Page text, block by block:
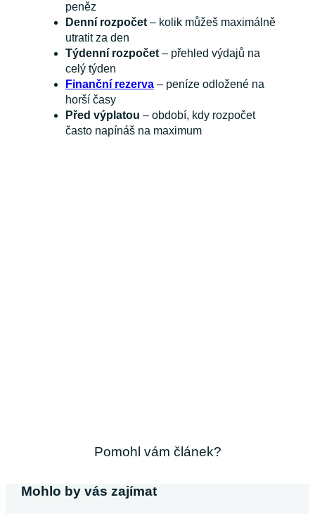
peněz
Denní rozpočet– kolik můžeš maximálně
utratit za den
Týdenní rozpočet– přehled výdajů na
celý týden
Finanční rezerva– peníze odložené na
horší časy
Před výplatou – období, kdy rozpočet
často napínáš na maximum
Pomohl vám článek?
Mohlo by vás zajímat